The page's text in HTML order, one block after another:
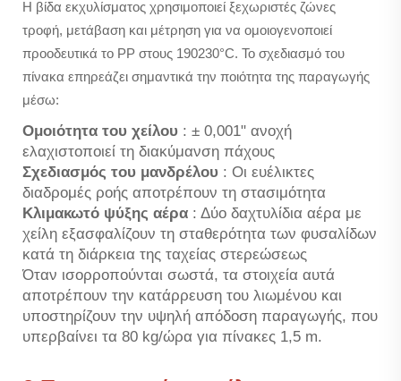
Η βίδα εκχυλίσματος χρησιμοποιεί ξεχωριστές ζώνες
τροφή, μετάβαση και μέτρηση για να ομοιογενοποιεί
προοδευτικά το PP στους 190230°C. Το σχεδιασμό του
πίνακα επηρεάζει σημαντικά την ποιότητα της παραγωγής
μέσω:
Ομοιότητα του χείλου : ± 0,001" ανοχή
ελαχιστοποιεί τη διακύμανση πάχους
Σχεδιασμός του μανδρέλου : Οι ευέλικτες
διαδρομές ροής αποτρέπουν τη στασιμότητα
Κλιμακωτό ψύξης αέρα : Δύο δαχτυλίδια αέρα με
χείλη εξασφαλίζουν τη σταθερότητα των φυσαλίδων
κατά τη διάρκεια της ταχείας στερεώσεως
Όταν ισορροπούνται σωστά, τα στοιχεία αυτά
αποτρέπουν την κατάρρευση του λιωμένου και
υποστηρίζουν την υψηλή απόδοση παραγωγής, που
υπερβαίνει τα 80 kg/ώρα για πίνακες 1,5 m.